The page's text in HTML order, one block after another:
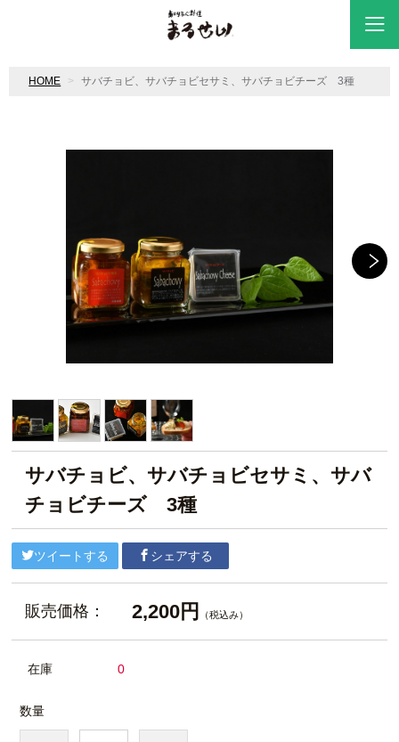
HOME サバチョビ、サバチョビセサミ、サバチョビチーズ 3種
サバチョビ、サバチョビセサミ、サバ
チョビチーズ 3種
ツイートする シェアする
販売価格： 2,200円 （税込み）
在庫 0
数量